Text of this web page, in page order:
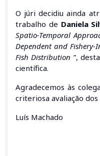
O júri decidiu ainda
trabalho de Daniela
Spatio-Temporal
Dependent and
Fish Distribution ”,
científica.
Agradecemos às
criteriosa avaliação
Luís Machado